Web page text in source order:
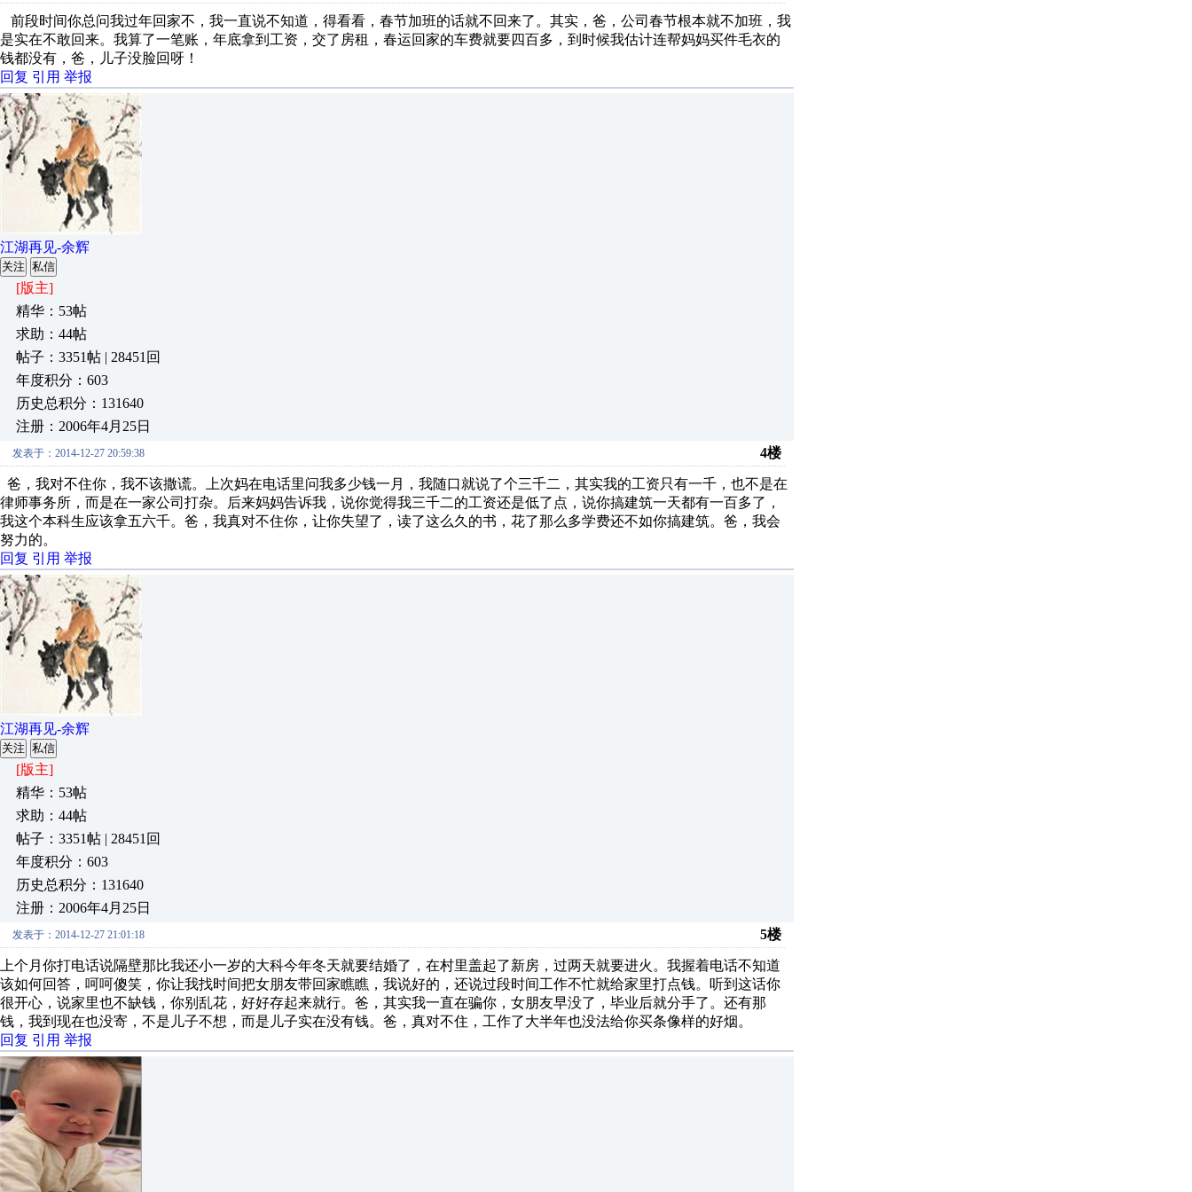
前段时间你总问我过年回家不，我一直说不知道，得看看，春节加班的话就不回来了。其实，爸，公司春节根本就不加班，我
是实在不敢回来。我算了一笔账，年底拿到工资，交了房租，春运回家的车费就要四百多，到时候我估计连帮妈妈买件毛衣的
钱都没有，爸，儿子没脸回呀！
回复 引用 举报
江湖再见-余辉
关注 私信
[版主]
精华：53帖
求助：44帖
帖子：3351帖 | 28451回
年度积分：603
历史总积分：131640
注册：2006年4月25日
发表于：2014-12-27 20:59:38 4楼
爸，我对不住你，我不该撒谎。上次妈在电话里问我多少钱一月，我随口就说了个三千二，其实我的工资只有一千，也不是在
律师事务所，而是在一家公司打杂。后来妈妈告诉我，说你觉得我三千二的工资还是低了点，说你搞建筑一天都有一百多了，
我这个本科生应该拿五六千。爸，我真对不住你，让你失望了，读了这么久的书，花了那么多学费还不如你搞建筑。爸，我会
努力的。
回复 引用 举报
江湖再见-余辉
关注 私信
[版主]
精华：53帖
求助：44帖
帖子：3351帖 | 28451回
年度积分：603
历史总积分：131640
注册：2006年4月25日
发表于：2014-12-27 21:01:18 5楼
上个月你打电话说隔壁那比我还小一岁的大科今年冬天就要结婚了，在村里盖起了新房，过两天就要进火。我握着电话不知道
该如何回答，呵呵傻笑，你让我找时间把女朋友带回家瞧瞧，我说好的，还说过段时间工作不忙就给家里打点钱。听到这话你
很开心，说家里也不缺钱，你别乱花，好好存起来就行。爸，其实我一直在骗你，女朋友早没了，毕业后就分手了。还有那
钱，我到现在也没寄，不是儿子不想，而是儿子实在没有钱。爸，真对不住，工作了大半年也没法给你买条像样的好烟。
回复 引用 举报